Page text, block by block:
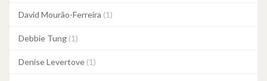
David Mourão-Ferreira (1)
Debbie Tung (1)
Denise Levertove (1)